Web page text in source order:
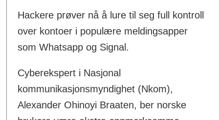
Hackere prøver nå å lure til seg full kontroll
over kontoer i populære meldingsapper
som Whatsapp og Signal.
Cyberekspert i Nasjonal
kommunikasjonsmyndighet (Nkom),
Alexander Ohinoyi Braaten, ber norske